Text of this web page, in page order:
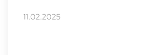
11.02.2025